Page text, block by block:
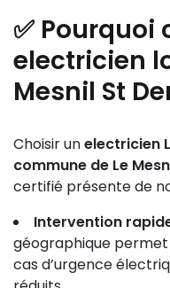
✅ Pourquoi
electricien
Mesnil St
Choisir unelectricien
commune de Le
certifié présente de
Intervention
géographique
cas d’urgence